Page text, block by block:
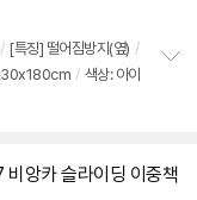
/ [특징] 떨어짐방지(옆) /
/ 색상: 아이
기
앙카 슬라이딩 이중책